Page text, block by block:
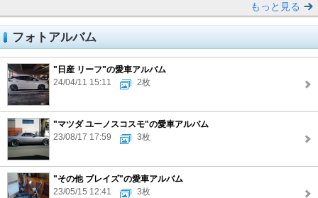
もっと見る
フォトアルバム
"日産 リーフ"の愛車アルバム
24/04/11 15:11
2枚
"マツダ ユーノスコスモ"の愛車アルバム
23/08/17 17:59
3枚
"その他 ブレイズ"の愛車アルバム
23/05/15 12:41
3枚